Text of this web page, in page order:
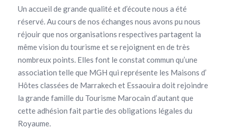
Un accueil de grande qualité et d’écoute nous a été
réservé. Au cours de nos échanges nous avons pu nous
réjouir que nos organisations respectives partagent la
même vision du tourisme et se rejoignent en de très
nombreux points. Elles font le constat commun qu’une
association telle que MGH qui représente les Maisons d’
Hôtes classées de Marrakech et Essaouira doit rejoindre
la grande famille du Tourisme Marocain d’autant que
cette adhésion fait partie des obligations légales du
Royaume.